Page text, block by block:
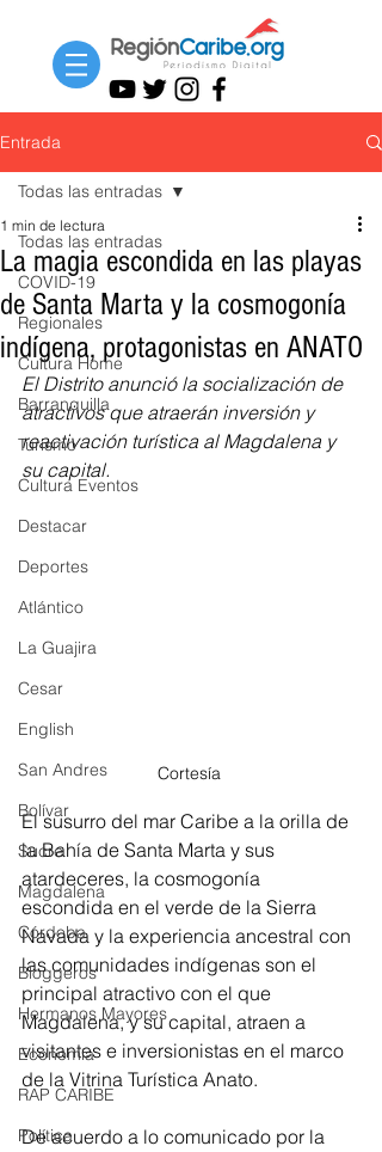
Entrada
Todas las entradas
COVID-19
Regionales
Cultura Home
Barranquilla
Turismo
Cultura Eventos
Destacar
Deportes
Atlántico
La Guajira
Cesar
English
San Andres
Bolívar
Sucre
Magdalena
Córdoba
Bloggeros
Hermanos Mayores
Economía
RAP CARIBE
Política
Todas las entradas
La magia escondida en las playas
de Santa Marta y la cosmogonía
indígena, protagonistas en ANATO
1 min de lectura
El Distrito anunció la socialización de
atractivos que atraerán inversión y
reactivación turística al Magdalena y
su capital.
Cortesía
El susurro del mar Caribe a la orilla de
la Bahía de Santa Marta y sus
atardeceres, la cosmogonía
escondida en el verde de la Sierra
Navada y la experiencia ancestral con
las comunidades indígenas son el
principal atractivo con el que
Magdalena, y su capital, atraen a
visitantes e inversionistas en el marco
de la Vitrina Turística Anato.
De acuerdo a lo comunicado por la